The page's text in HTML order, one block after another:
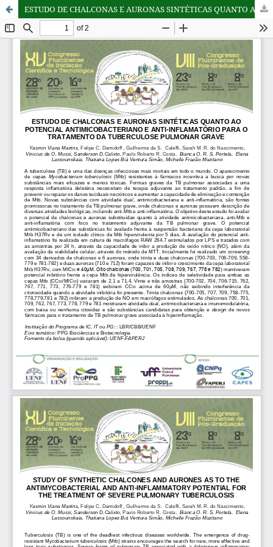
ESTUDO DE CHALCONAS E AURONAS SINTÉTICAS QUANTO AO POTENCIAL ANTIMICOBACTERIANO E ANTI-INFLAMATÓRIO PARA O TRATAMENTO DA TUBERCULOSE PULMONAR GRAVE